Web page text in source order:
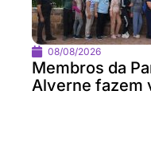
08/08/2026
Membros da
Alverne fazem